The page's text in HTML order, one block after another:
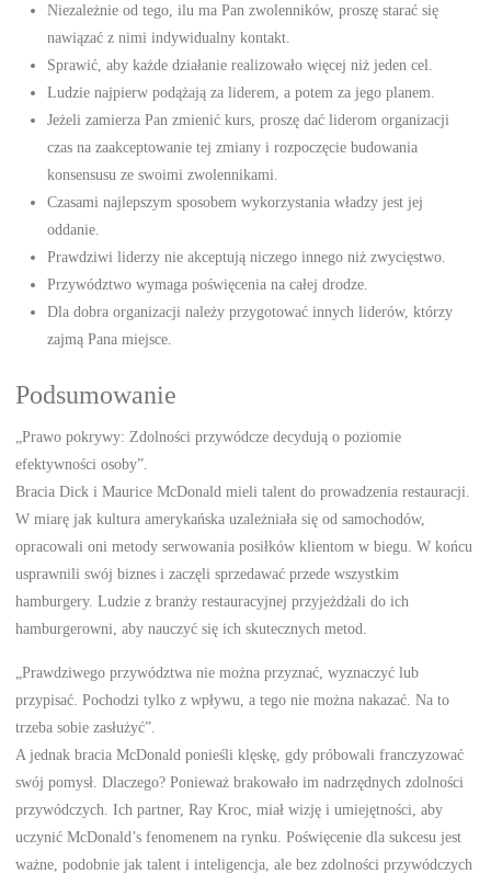
Niezależnie od tego, ilu ma Pan zwolenników, proszę starać się
nawiązać z nimi indywidualny kontakt.
Sprawić, aby każde działanie realizowało więcej niż jeden cel.
Ludzie najpierw podążają za liderem, a potem za jego planem.
Jeżeli zamierza Pan zmienić kurs, proszę dać liderom organizacji
czas na zaakceptowanie tej zmiany i rozpoczęcie budowania
konsensusu ze swoimi zwolennikami.
Czasami najlepszym sposobem wykorzystania władzy jest jej
oddanie.
Prawdziwi liderzy nie akceptują niczego innego niż zwycięstwo.
Przywództwo wymaga poświęcenia na całej drodze.
Dla dobra organizacji należy przygotować innych liderów, którzy
zajmą Pana miejsce.
Podsumowanie
„Prawo pokrywy: Zdolności przywódcze decydują o poziomie
efektywności osoby”.
Bracia Dick i Maurice McDonald mieli talent do prowadzenia restauracji.
W miarę jak kultura amerykańska uzależniała się od samochodów,
opracowali oni metody serwowania posiłków klientom w biegu. W końcu
usprawnili swój biznes i zaczęli sprzedawać przede wszystkim
hamburgery. Ludzie z branży restauracyjnej przyjeżdżali do ich
hamburgerowni, aby nauczyć się ich skutecznych metod.
„Prawdziwego przywództwa nie można przyznać, wyznaczyć lub
przypisać. Pochodzi tylko z wpływu, a tego nie można nakazać. Na to
trzeba sobie zasłużyć”.
A jednak bracia McDonald ponieśli klęskę, gdy próbowali franczyzować
swój pomysł. Dlaczego? Ponieważ brakowało im nadrzędnych zdolności
przywódczych. Ich partner, Ray Kroc, miał wizję i umiejętności, aby
uczynić McDonald’s fenomenem na rynku. Poświęcenie dla sukcesu jest
ważne, podobnie jak talent i inteligencja, ale bez zdolności przywódczych